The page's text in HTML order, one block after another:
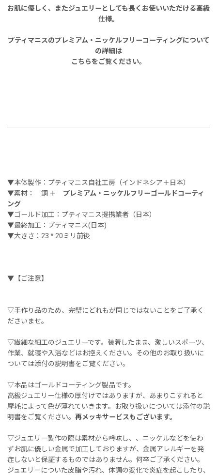
お肌に優しく、またジュエリーとしても長くお使いいただける高級
仕様。
プティマニスのプレミアム・ニッケルフリーコーティングについて
の詳細は
こちらをご覧ください。
▼本体製作：プティマニス自社工房（インドネシア＋日本）
▼素材： 銅 ＋ プレミアム・ニッケルフリーゴールドコーティ
ング
▼ゴールド加工：プティマニス提携業者（日本）
▼最終加工：プティマニス(日本)
▼大きさ：23 * 20ミリ前後
▼【ご注意】
▽手作り品のため、完璧にどれもが同じではないことをご了承く
ださいませ。
▽繊細な細工のジュエリーです。装着したまま、激しいスポーツ、
作業、就寝や入浴などはお控えください。その他のお取り扱いに
ついては添付の説明書をご覧ください。
▽本品はゴールドコーティング製品です。
高級ジュエリー仕様の厚付けではありますが、あまりこすれると
摩耗によって色が薄れていきます。お取り扱いについては添付の説
明書をご覧ください。 再メッキサービスもございます。
▽ジュエリー製作の際は素材から吟味し、、ニッケルなどを使わ
ずお肌に優しい金属で加工しておりますが、金属アレルギーを発
症しないと保証するものではありません。何卒ご了承ください。
ジュエリーについた皮脂や汚れ、体調の変化で炎症を起こしたり、